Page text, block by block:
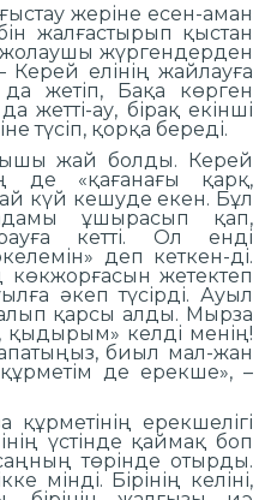
жеріне есен-аман
жалғастырып қыстан
жүргендерден
Керей елінің жайлауға
жетіп, Бақа көрген
жетті-ау, бірақ екінші
түсіп, қорқа береді.
жай болды. Керей
де «қағанағы қарқ,
күй кешуде екен. Бұл
ұшырасып қап,
кетті. Ол енді
деп кеткен-ді.
жетектеп
әкеп түсірді. Ауыл
қарсы алды. Мырза
қыдырым» келді менің!
биыл мал-жан
де ерекше», –
ерекшелігі
үстінде қаймақ боп
төрінде отырды.
мінді. Бірінің келіні,